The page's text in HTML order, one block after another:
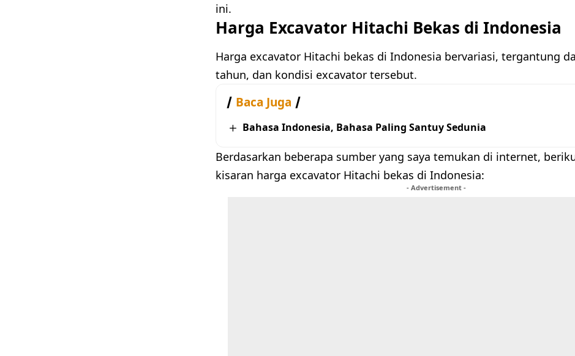
ini.
Harga Excavator Hitachi Bekas di Indonesia
Harga excavator Hitachi bekas di Indonesia bervariasi, tergantung
tahun, dan kondisi excavator tersebut.
Baca Juga
Bahasa Indonesia, Bahasa Paling Santuy Sedunia
Berdasarkan beberapa sumber yang saya temukan di internet,
kisaran harga excavator Hitachi bekas di Indonesia:
- Advertisement -